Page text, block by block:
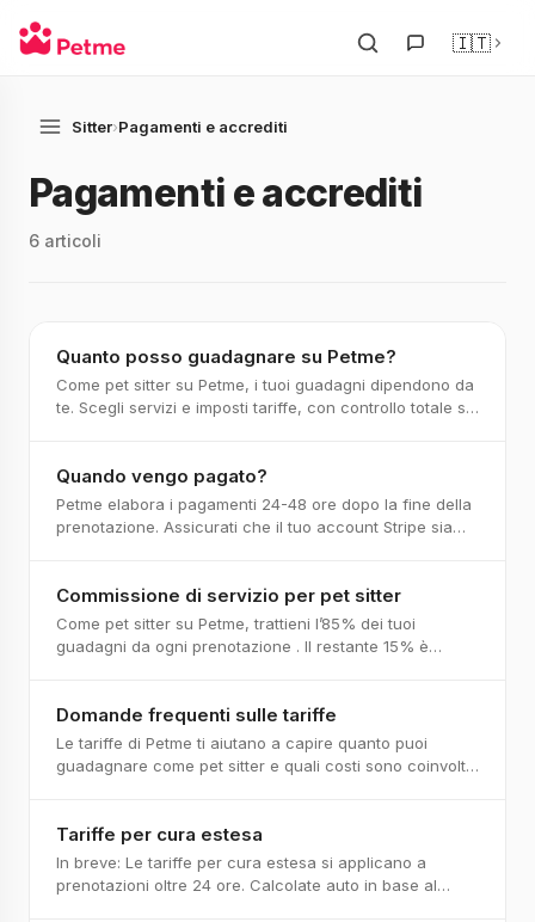
🇮🇹
Sitter›Pagamenti e accrediti
Pagamenti e accrediti
6 articoli
Quanto posso guadagnare su Petme?
Come pet sitter su Petme, i tuoi guadagni dipendono da
te. Scegli servizi e imposti tariffe, con controllo totale su
Quando vengo pagato?
Petme elabora i pagamenti 24-48 ore dopo la fine della
prenotazione. Assicurati che il tuo account Stripe sia
Commissione di servizio per pet sitter
Come pet sitter su Petme, trattieni l’85% dei tuoi
guadagni da ogni prenotazione . Il restante 15% è
Domande frequenti sulle tariffe
Le tariffe di Petme ti aiutano a capire quanto puoi
guadagnare come pet sitter e quali costi sono coinvolti.
Tariffe per cura estesa
In breve: Le tariffe per cura estesa si applicano a
prenotazioni oltre 24 ore. Calcolate auto in base al